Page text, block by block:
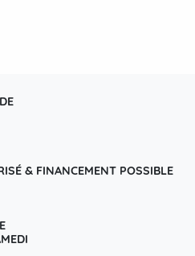
& FINANCEMENT POSSIBLE